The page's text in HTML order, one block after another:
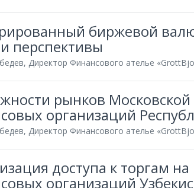
биржевой
перспективы
Директор Финансового ателье
рынков
организаций
Директор Финансового ателье
доступа к торгам
организаций